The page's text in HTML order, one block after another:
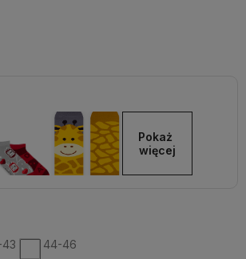
Pokaż
więcej
44-46